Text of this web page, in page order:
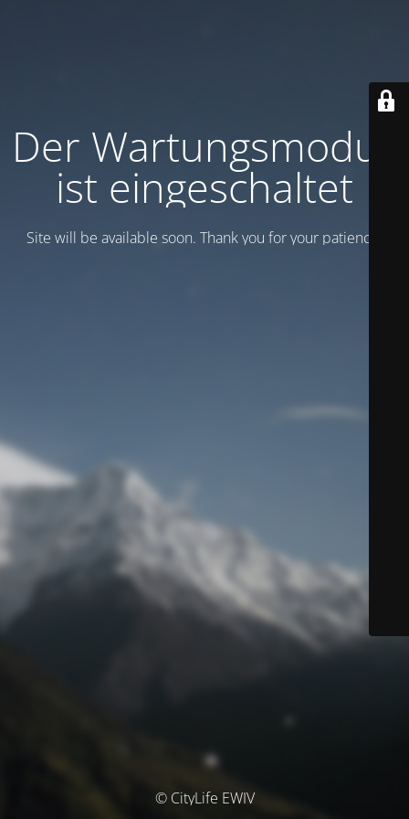
Der Wartungsmodus
ist eingeschaltet
Site will be available soon. Thank you for your patience!
© CityLife EWIV